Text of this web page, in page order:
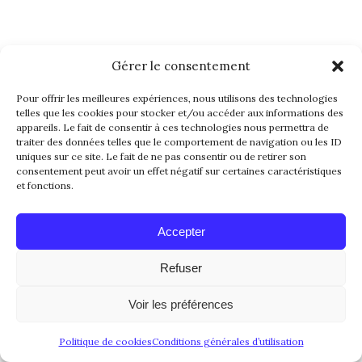
Gérer le consentement
Pour offrir les meilleures expériences, nous utilisons des technologies
telles que les cookies pour stocker et/ou accéder aux informations des
appareils. Le fait de consentir à ces technologies nous permettra de
traiter des données telles que le comportement de navigation ou les ID
uniques sur ce site. Le fait de ne pas consentir ou de retirer son
consentement peut avoir un effet négatif sur certaines caractéristiques
et fonctions.
Accepter
Refuser
Voir les préférences
Politique de cookiesConditions générales d’utilisation